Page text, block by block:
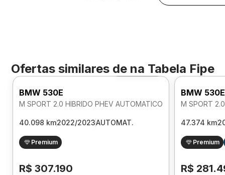
Ofertas similares de na Tabela Fipe
Foto 360º
BMW 530E
M SPORT 2.0 HIBRIDO PHEV AUTOMATICO
40.098 km2022/2023AUTOMAT.
Premium
R$ 307.190
BMW 530E
M SPORT
47.374 km
Premium
R$